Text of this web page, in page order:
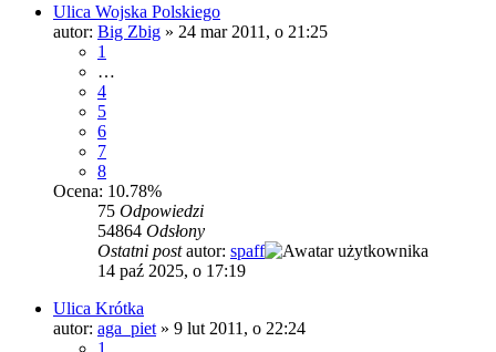
Ulica Wojska Polskiego
autor: Big Zbig » 24 mar 2011, o 21:25
1
…
4
5
6
7
8
Ocena: 10.78%
75 Odpowiedzi
54864 Odsłony
Ostatni postautor: spaff
14 paź 2025, o 17:19
Ulica Krótka
autor: aga_piet » 9 lut 2011, o 22:24
1